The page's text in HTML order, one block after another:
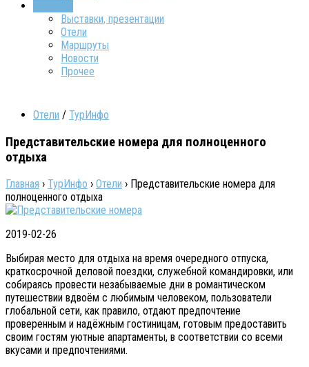
Выставки, презентации
Отели
Маршруты
Новости
Прочее
Отели / ТурИнфо
Представительские номера для полноценного
отдыха
Главная › ТурИнфо › Отели › Представительские номера для
полноценного отдыха
2019-02-26
Выбирая место для отдыха на время очередного отпуска,
краткосрочной деловой поездки, служебной командировки, или
собираясь провести незабываемые дни в романтическом
путешествии вдвоём с любимым человеком, пользователи
глобальной сети, как правило, отдают предпочтение
проверенным и надёжным гостиницам, готовым предоставить
своим гостям уютные апартаменты, в соответствии со всеми
вкусами и предпочтениями.